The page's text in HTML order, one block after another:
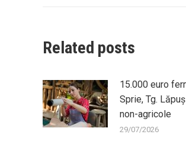
Related posts
15.000 euro
Sprie, Tg.
non-agricole
29/07/2026